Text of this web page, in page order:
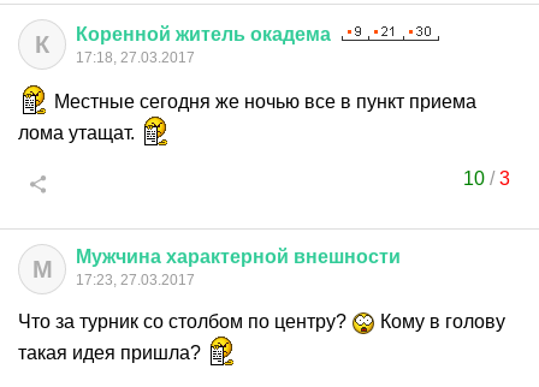
К Коренной житель окадема
17:18, 27.03.2017
Местные сегодня же ночью все в пункт приема
лома утащат.
10 /3
М Мужчина характерной внешности
17:23, 27.03.2017
Что за турник со столбом по центру?
Кому в голову
такая идея пришла?